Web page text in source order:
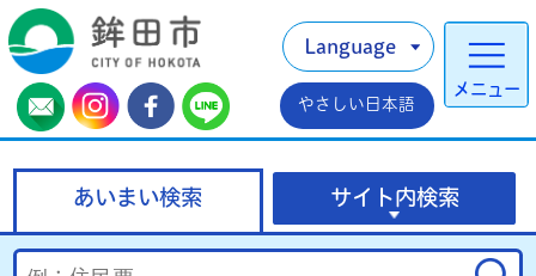
メニュー
Language
やさしい日本語
あいまい検索 サイト内検索